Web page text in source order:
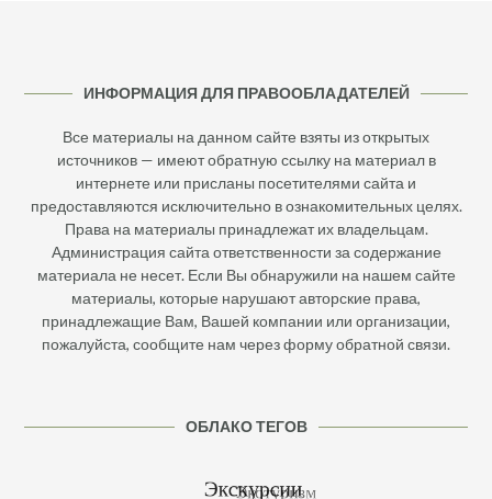
ИНФОРМАЦИЯ ДЛЯ ПРАВООБЛАДАТЕЛЕЙ
Все материалы на данном сайте взяты из открытых
источников — имеют обратную ссылку на материал в
интернете или присланы посетителями сайта и
предоставляются исключительно в ознакомительных целях.
Права на материалы принадлежат их владельцам.
Администрация сайта ответственности за содержание
материала не несет. Если Вы обнаружили на нашем сайте
материалы, которые нарушают авторские права,
принадлежащие Вам, Вашей компании или организации,
пожалуйста, сообщите нам через форму обратной связи.
ОБЛАКО ТЕГОВ